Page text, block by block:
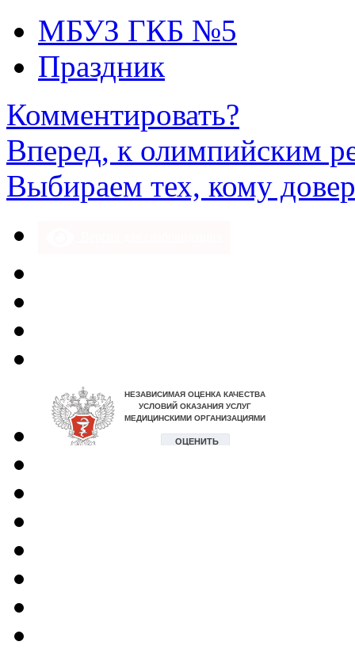
МБУЗ ГКБ №5
Праздник
Комментировать?
Вперед, к олимпийским
Выбираем тех, кому